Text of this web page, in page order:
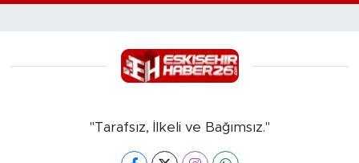
"Tarafsız, İlkeli ve Bağımsız."